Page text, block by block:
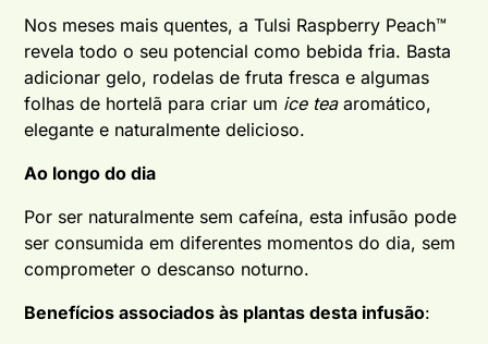
Nos meses mais quentes, a Tulsi Raspberry Peach™
revela todo o seu potencial como bebida fria. Basta
adicionar gelo, rodelas de fruta fresca e algumas
folhas de hortelã para criar um ice teaaromático,
elegante e naturalmente delicioso.
Ao longo do dia
Por ser naturalmente sem cafeína, esta infusão pode
ser consumida em diferentes momentos do dia, sem
comprometer o descanso noturno.
Benefícios associados às plantas desta infusão: